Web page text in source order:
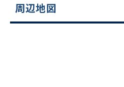
周辺地図